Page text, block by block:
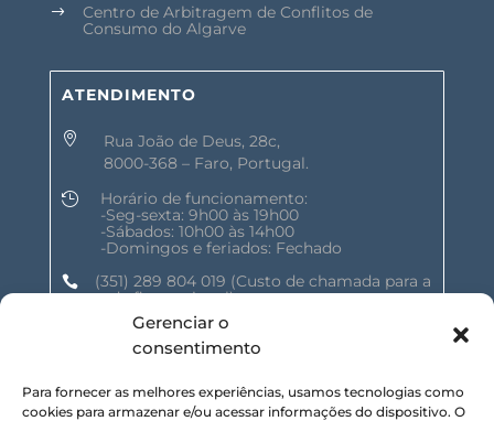
Gerenciar o
consentimento
Para fornecer as melhores experiências, usamos tecnologias como
cookies para armazenar e/ou acessar informações do dispositivo. O
$
Centro de Arbitragem de Conflitos de
Consumo do Algarve
ATENDIMENTO

Rua João de Deus, 28c,
8000-368 – Faro, Portugal.

Horário de funcionamento:
-Seg-sexta: 9h00 às 19h00
-Sábados: 10h00 às 14h00
-Domingos e feriados: Fechado
 (351) 289 804 019 (Custo de chamada para a
rede fixa nacional)
geral@shalomnature.com
SIGA-NOS NAS REDES SOCIAIS :